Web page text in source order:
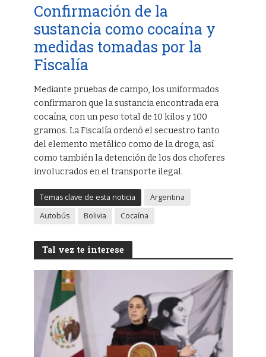
Confirmación de la
sustancia como cocaína y
medidas tomadas por la
Fiscalía
Mediante pruebas de campo, los uniformados
confirmaron que la sustancia encontrada era
cocaína, con un peso total de 10 kilos y 100
gramos. La Fiscalía ordenó el secuestro tanto
del elemento metálico como de la droga, así
como también la detención de los dos choferes
involucrados en el transporte ilegal.
Temas clave de esta noticia
Argentina
Autobús
Bolivia Cocaína
Tal vez te interese